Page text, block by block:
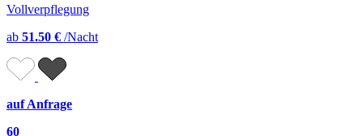
Vollverpflegung
ab 51.50 € /Nacht
auf Anfrage
60